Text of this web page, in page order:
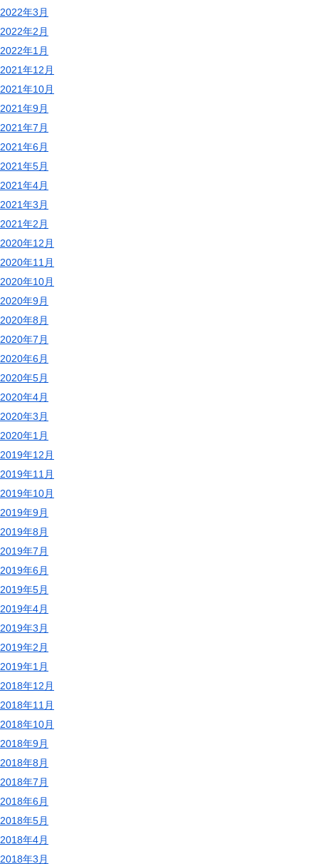
2022年3月
2022年2月
2022年1月
2021年12月
2021年10月
2021年9月
2021年7月
2021年6月
2021年5月
2021年4月
2021年3月
2021年2月
2020年12月
2020年11月
2020年10月
2020年9月
2020年8月
2020年7月
2020年6月
2020年5月
2020年4月
2020年3月
2020年1月
2019年12月
2019年11月
2019年10月
2019年9月
2019年8月
2019年7月
2019年6月
2019年5月
2019年4月
2019年3月
2019年2月
2019年1月
2018年12月
2018年11月
2018年10月
2018年9月
2018年8月
2018年7月
2018年6月
2018年5月
2018年4月
2018年3月